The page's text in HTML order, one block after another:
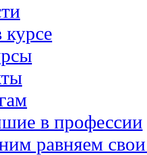
курсе
в профессии
равняем